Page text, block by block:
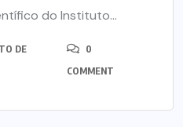
do Instituto...
DE
0
COMMENT